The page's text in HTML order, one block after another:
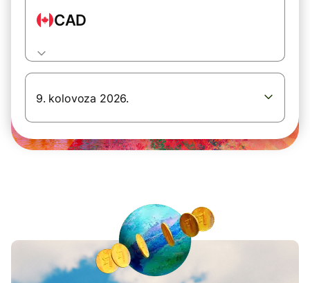
CAD
9. kolovoza 2026.